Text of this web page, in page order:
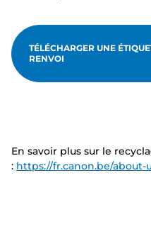
TÉLÉCHARGER UNE
RENVOI
En savoir plus sur le
: https://fr.canon.be/about-